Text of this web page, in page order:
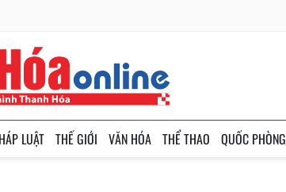
LUẬT THẾ GIỚI VĂN HÓA THỂ THAO QUỐC PHÒNG